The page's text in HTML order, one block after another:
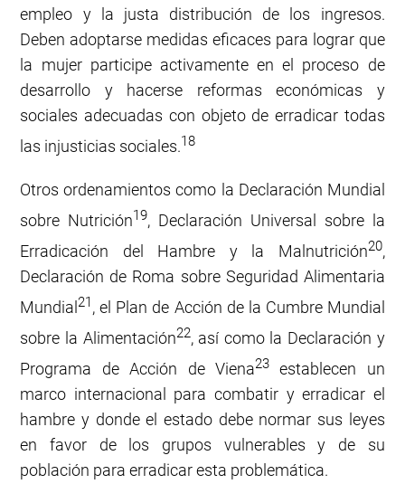
empleo y la justa distribución de los ingresos.
Deben adoptarse medidas eficaces para lograr que
la mujer participe activamente en el proceso de
desarrollo y hacerse reformas económicas y
sociales adecuadas con objeto de erradicar todas
las injusticias sociales.18
Otros ordenamientos como la Declaración Mundial
sobre Nutrición19, Declaración Universal sobre la
Erradicación del Hambre y la Malnutrición20,
Declaración de Roma sobre Seguridad Alimentaria
Mundial 21 , el Plan de Acción de la Cumbre Mundial
sobre la Alimentación22, así como la Declaración y
Programa de Acción de Viena23 establecen un
marco internacional para combatir y erradicar el
hambre y donde el estado debe normar sus leyes
en favor de los grupos vulnerables y de su
población para erradicar esta problemática.